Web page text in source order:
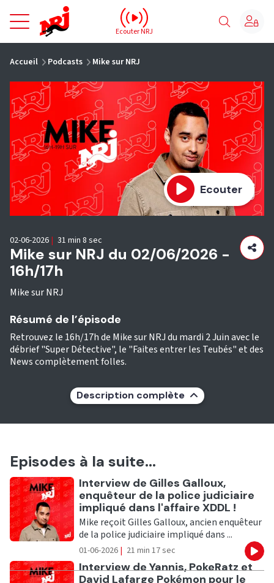
NRJ - Accueil
Ecouter NRJ
Accueil Podcasts Mike sur NRJ
Ecouter
Mike sur NRJ du 02/06/2026 -
16h/17h
Mike sur NRJ
02-06-2026 | 31 min 8 sec
Résumé de l’épisode
Retrouvez le 16h/17h de Mike sur NRJ du mardi 2 Juin avec le
débrief "Super Détective", le "Faites entrer les Teubés" et des
News complètement folles.
Description complète
Episodes à la suite...
Ecouter
Interview de Gilles Galloux,
enquêteur de la police judiciaire
impliqué dans l'affaire XDDL !
Mike reçoit Gilles Galloux, ancien enquêteur
de la police judiciaire impliqué dans ...
01-06-2026 | 21 min 17 sec
Ecouter
Interview de Yannis, PokeRatz et
David Lafarge Pokémon pour le